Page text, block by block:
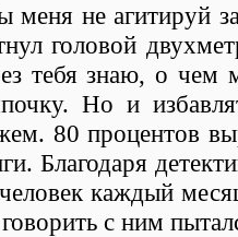
меня не агитируй
головой
тебя знаю, о чем
Но и
80 процентов
Благодаря
каждый
с ним